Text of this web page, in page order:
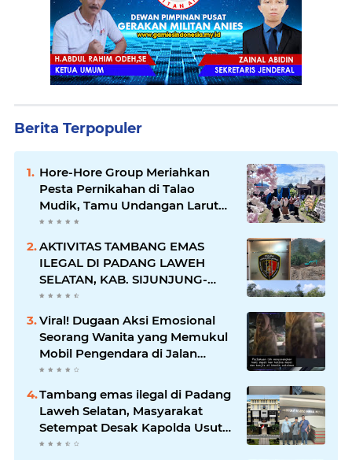
Berita Terpopuler
Hore-Hore Group Meriahkan
Pesta Pernikahan di Talao
Mudik, Tamu Undangan Larut
dalam Suasana Penuh
AKTIVITAS TAMBANG EMAS
ILEGAL DI PADANG LAWEH
SELATAN, KAB. SIJUNJUNG-
SUMBAR SEMAKIN
MERAJALELA
Viral! Dugaan Aksi Emosional
Seorang Wanita yang Memukul
Mobil Pengendara di Jalan
Khatib Sulaiman
Tambang emas ilegal di Padang
Laweh Selatan, Masyarakat
Setempat Desak Kapolda Usut
Tuntas